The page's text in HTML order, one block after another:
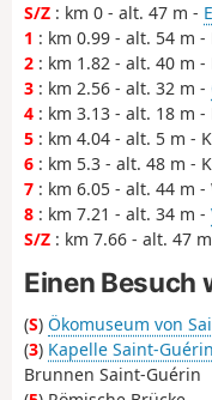
S/Z : km 0 - alt. 47 m -
1 : km 0.99 - alt. 54 m
2 : km 1.82 - alt. 40 m
3 : km 2.56 - alt. 32 m -
4 : km 3.13 - alt. 18 m
5 : km 4.04 - alt. 5 m -
6 : km 5.3 - alt. 48 m -
7 : km 6.05 - alt. 44 m
8 : km 7.21 - alt. 34 m -
S/Z : km 7.66 - alt. 47
Einen Besuch
(S) Ökomuseum von
(3) Kapelle Saint-Guérin
Brunnen Saint-Guérin